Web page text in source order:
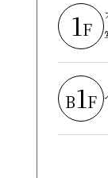
1 F
B1 F